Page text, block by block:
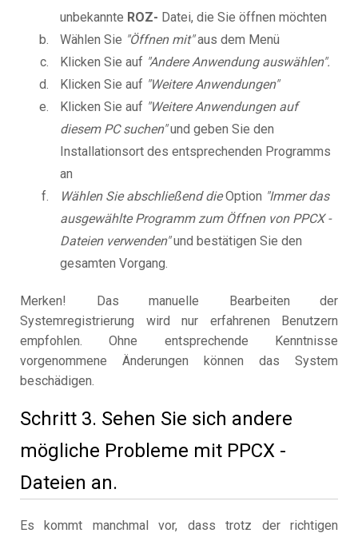
unbekannte ROZ- Datei, die Sie öffnen möchten
Wählen Sie "Öffnen mit"aus dem Menü
Klicken Sie auf "Andere Anwendung auswählen".
Klicken Sie auf "Weitere Anwendungen"
Klicken Sie auf "Weitere Anwendungen auf
diesem PC suchen"und geben Sie den
Installationsort des entsprechenden Programms
an
Wählen Sie abschließend dieOption "Immer das
ausgewählte Programm zum Öffnen von PPCX -
Dateien verwenden"und bestätigen Sie den
gesamten Vorgang.
Merken! Das manuelle Bearbeiten der
Systemregistrierung wird nur erfahrenen Benutzern
empfohlen. Ohne entsprechende Kenntnisse
vorgenommene Änderungen können das System
beschädigen.
Schritt 3. Sehen Sie sich andere
mögliche Probleme mit PPCX -
Dateien an.
Es kommt manchmal vor, dass trotz der richtigen